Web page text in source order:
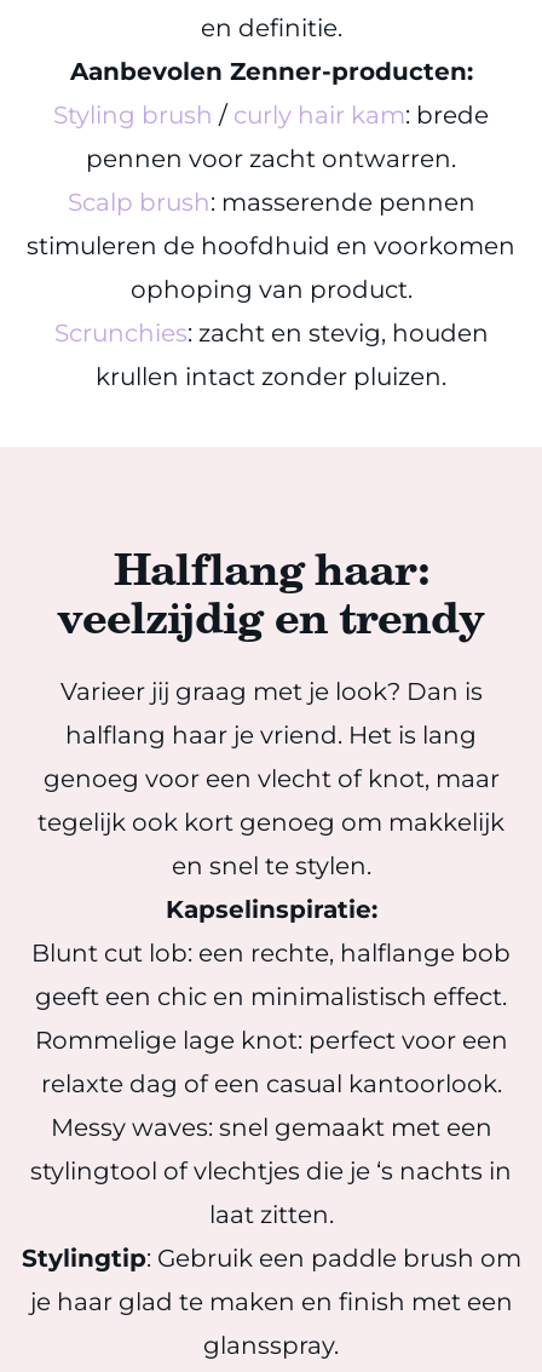
en definitie.
Aanbevolen Zenner-producten:
Styling brush / curly hair kam: brede
pennen voor zacht ontwarren.
Scalp brush: masserende pennen
stimuleren de hoofdhuid en voorkomen
ophoping van product.
Scrunchies: zacht en stevig, houden
krullen intact zonder pluizen.
Halflang haar:
veelzijdig en trendy
Varieer jij graag met je look? Dan is
halflang haar je vriend. Het is lang
genoeg voor een vlecht of knot, maar
tegelijk ook kort genoeg om makkelijk
en snel te stylen.
Kapselinspiratie:
Blunt cut lob: een rechte, halflange bob
geeft een chic en minimalistisch effect.
Rommelige lage knot: perfect voor een
relaxte dag of een casual kantoorlook.
Messy waves: snel gemaakt met een
stylingtool of vlechtjes die je ‘s nachts in
laat zitten.
Stylingtip: Gebruik een paddle brush om
je haar glad te maken en finish met een
glansspray.